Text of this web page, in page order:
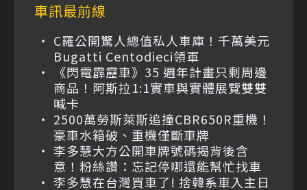
車訊最前線
C羅公開驚人總值私人車庫！千萬美元
Bugatti Centodieci領軍
《閃電霹靂車》35 週年計畫只剩周邊
商品！阿斯拉1:1實車與實體展覽雙雙
喊卡
2500萬勞斯萊斯追撞CBR650R重機！
豪車水箱破、重機僅斷車牌
李多慧大方公開車牌號碼揭背後含
意！粉絲讚：忘記停哪還能幫忙找車
李多慧在台灣買車了! 捨韓系車入主日